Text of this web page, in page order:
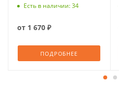
Есть в наличии: 34
от 1 670 ₽
ПОДРОБНЕЕ